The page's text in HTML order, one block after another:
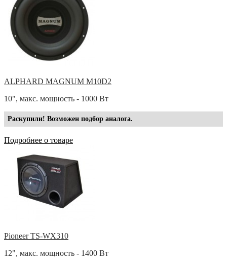
ALPHARD MAGNUM M10D2
10", макс. мощность - 1000 Вт
Раскупили! Возможен подбор аналога.
Подробнее о товаре
Pioneer TS-WX310
12", макс. мощность - 1400 Вт